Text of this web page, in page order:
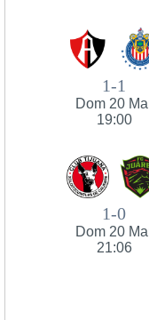
1-1
Dom 20
19:00
1-0
Dom 20
21:06